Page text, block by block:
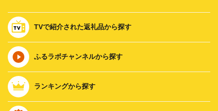
TVで紹介された返礼品から探す
ふるラボチャンネルから探す
ランキングから探す